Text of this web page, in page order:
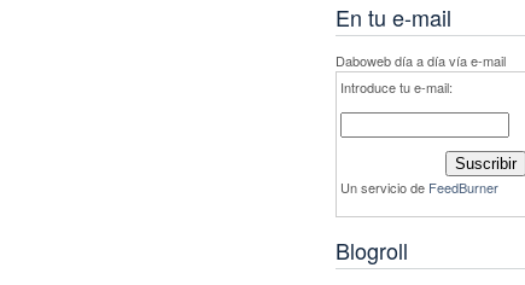
En tu e-mail
Daboweb día a día vía e-mail
Introduce tu e-mail:
Un servicio de FeedBurner
Blogroll